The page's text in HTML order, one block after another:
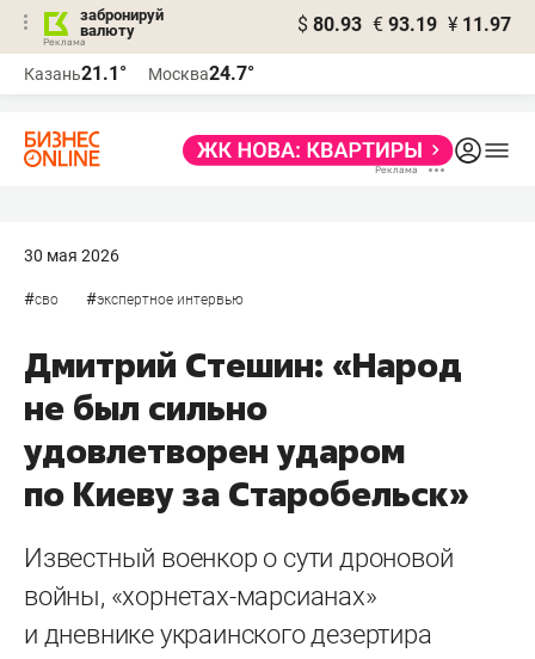
забронируй
валюту
$ 80.93 € 93.19 ¥ 11.97
Казань21.1° Москва24.7°
30 мая 2026
#сво #экспертное интервью
Дмитрий Стешин: «Народ
не был сильно
удовлетворен ударом
по Киеву за Старобельск»
Известный военкор о сути дроновой
войны, «хорнетах-марсианах»
и дневнике украинского дезертира